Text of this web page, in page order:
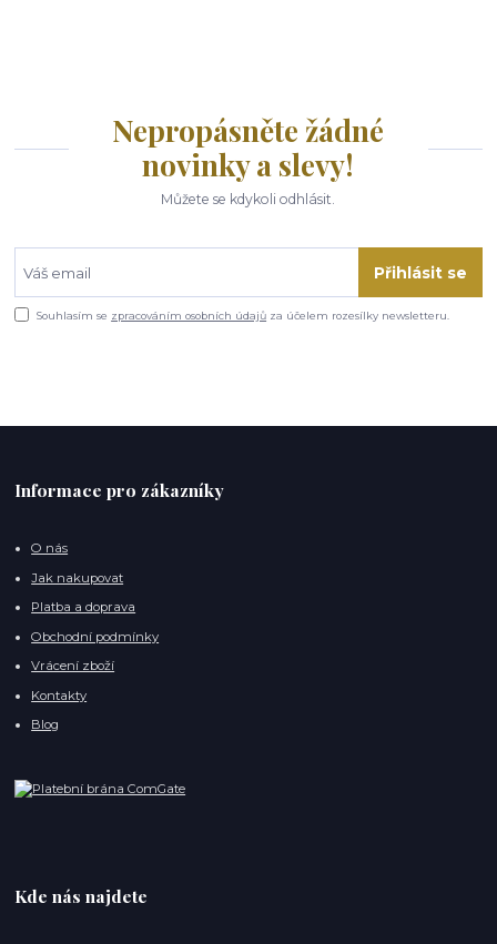
Nepropásněte žádné
novinky a slevy!
Můžete se kdykoli odhlásit.
Přihlásit se
Souhlasím se zpracováním osobních údajů za účelem rozesílky newsletteru.
Informace pro zákazníky
O nás
Jak nakupovat
Platba a doprava
Obchodní podmínky
Vrácení zboží
Kontakty
Blog
Kde nás najdete